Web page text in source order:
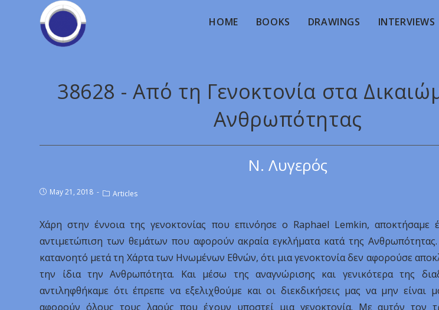
HOME BOOKS DRAWINGS INTERVIEWS
38628 - Από τη Γενοκτονία στα
Ανθρωπότητας
Ν. Λυγερός
May 21, 2018 Articles
Χάρη στην έννοια της γενοκτονίας που επινόησε ο Raphael Lemkin, αποκτήσαμε
αντιμετώπιση των θεμάτων που αφορούν ακραία εγκλήματα κατά της
κατανοητό μετά τη Χάρτα των Ηνωμένων Εθνών, ότι μια γενοκτονία δεν αφορούσε
την ίδια την Ανθρωπότητα. Και μέσω της αναγνώρισης και γενικότερα της
αντιληφθήκαμε ότι έπρεπε να εξελιχθούμε και οι διεκδικήσεις μας να μην είναι
αφορούν όλους τους λαούς που έχουν υποστεί μια γενοκτονία. Με αυτόν τον